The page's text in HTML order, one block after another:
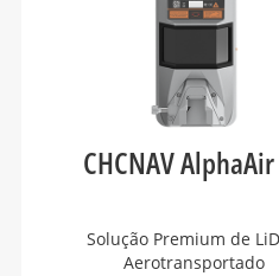
CHCNAV
Solução Premium de
Aerotransportado